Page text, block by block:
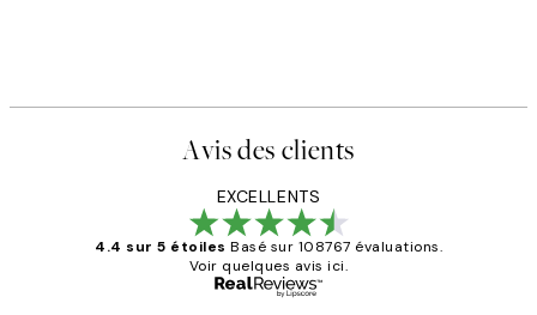
Avis des clients
EXCELLENTS
4.4 sur 5 étoiles Basé sur 108767 évaluations.
Voir quelques avis ici.